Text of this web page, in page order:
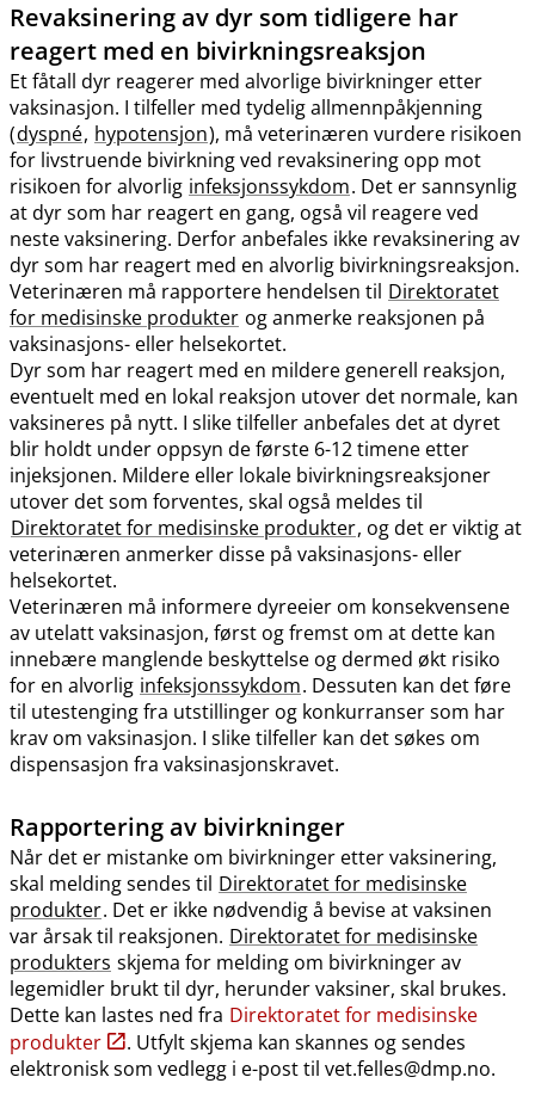
Revaksinering av dyr som tidligere har
reagert med en bivirkningsreaksjon
Et fåtall dyr reagerer med alvorlige bivirkninger etter
vaksinasjon. I tilfeller med tydelig allmennpåkjenning
(dyspné, hypotensjon), må veterinæren vurdere risikoen
for livstruende bivirkning ved revaksinering opp mot
risikoen for alvorlig infeksjonssykdom. Det er sannsynlig
at dyr som har reagert en gang, også vil reagere ved
neste vaksinering. Derfor anbefales ikke revaksinering av
dyr som har reagert med en alvorlig bivirkningsreaksjon.
Veterinæren må rapportere hendelsen til Direktoratet
for medisinske produkter og anmerke reaksjonen på
vaksinasjons- eller helsekortet.
Dyr som har reagert med en mildere generell reaksjon,
eventuelt med en lokal reaksjon utover det normale, kan
vaksineres på nytt. I slike tilfeller anbefales det at dyret
blir holdt under oppsyn de første 6-12 timene etter
injeksjonen. Mildere eller lokale bivirkningsreaksjoner
utover det som forventes, skal også meldes til
Direktoratet for medisinske produkter, og det er viktig at
veterinæren anmerker disse på vaksinasjons- eller
helsekortet.
Veterinæren må informere dyreeier om konsekvensene
av utelatt vaksinasjon, først og fremst om at dette kan
innebære manglende beskyttelse og dermed økt risiko
for en alvorlig infeksjonssykdom. Dessuten kan det føre
til utestenging fra utstillinger og konkurranser som har
krav om vaksinasjon. I slike tilfeller kan det søkes om
dispensasjon fra vaksinasjonskravet.
Rapportering av bivirkninger
Når det er mistanke om bivirkninger etter vaksinering,
skal melding sendes til Direktoratet for medisinske
produkter. Det er ikke nødvendig å bevise at vaksinen
var årsak til reaksjonen. Direktoratet for medisinske
produkters skjema for melding om bivirkninger av
legemidler brukt til dyr, herunder vaksiner, skal brukes.
Dette kan lastes ned fra Direktoratet for medisinske
produkter
. Utfylt skjema kan skannes og sendes
elektronisk som vedlegg i e-post til vet.felles@dmp.no.